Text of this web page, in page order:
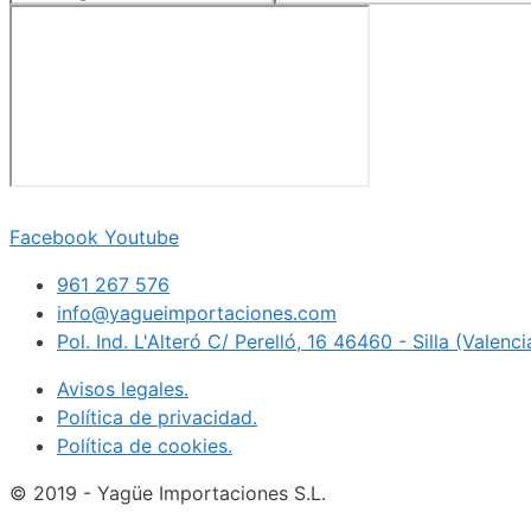
Facebook Youtube
961 267 576
info@yagueimportaciones.com
Pol. Ind. L'Alteró C/ Perelló, 16 46460 - Silla
Avisos legales.
Política de privacidad.
Política de cookies.
© 2019 - Yagüe Importaciones S.L.